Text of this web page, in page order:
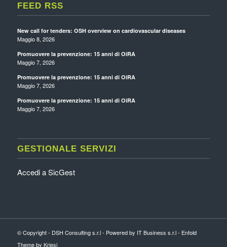
FEED RSS
New call for tenders: OSH overview on cardiovascular diseases
Maggio 8, 2026
Promuovere la prevenzione: 15 anni di OiRA
Maggio 7, 2026
Promuovere la prevenzione: 15 anni di OiRA
Maggio 7, 2026
Promuovere la prevenzione: 15 anni di OiRA
Maggio 7, 2026
GESTIONALE SERVIZI
Accedi a SicGest
© Copyright - DSH Consulting s.r.l - Powered by IT Business s.r.l - Enfold
Theme by Kriesi